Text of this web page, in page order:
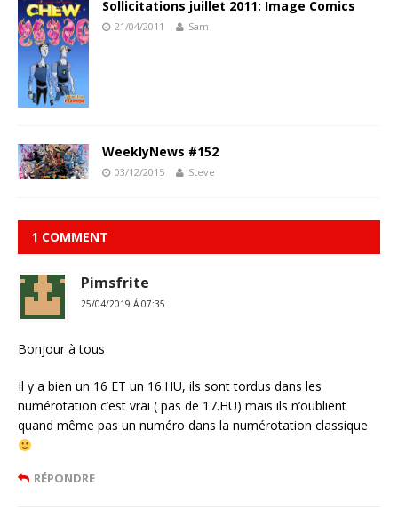
Sollicitations juillet 2011: Image Comics
21/04/2011 Sam
WeeklyNews #152
03/12/2015 Steve
1 COMMENT
Pimsfrite
25/04/2019 Á 07:35
Bonjour à tous
Il y a bien un 16 ET un 16.HU, ils sont tordus dans les
numérotation c’est vrai ( pas de 17.HU) mais ils n’oublient
quand même pas un numéro dans la numérotation classique
RÉPONDRE